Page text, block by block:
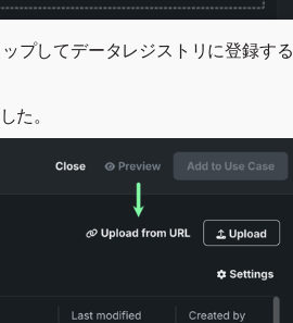
プしてデータレジストリに登録する
た。